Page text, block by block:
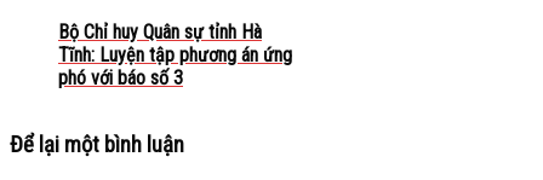
Bộ Chỉ huy Quân sự tỉnh Hà
Tĩnh: Luyện tập phương án ứng
phó với báo số 3
Để lại một bình luận